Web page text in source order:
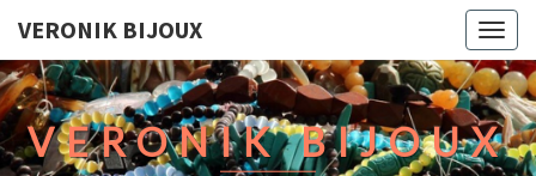
VERONIK BIJOUX
VERONIK BIJOUX